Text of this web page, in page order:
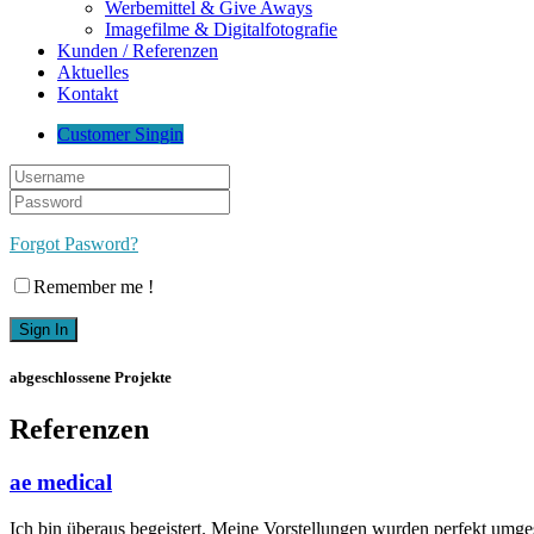
Werbemittel & Give Aways
Imagefilme & Digitalfotografie
Kunden / Referenzen
Aktuelles
Kontakt
Customer Singin
Forgot Pasword?
Remember me !
abgeschlossene Projekte
Referenzen
ae medical
Ich bin überaus begeistert. Meine Vorstellungen wurden perfekt